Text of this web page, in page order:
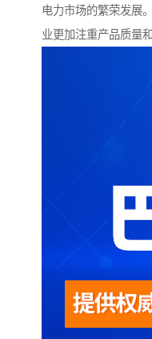
电力市场的繁荣发展
业更加注重产品质量